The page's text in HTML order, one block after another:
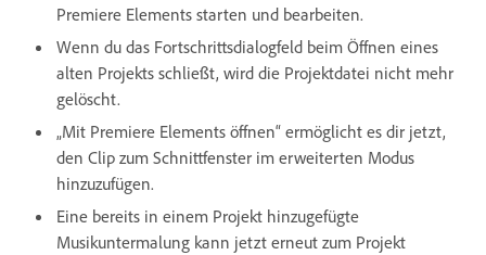
Premiere Elements starten und bearbeiten.
Wenn du das Fortschrittsdialogfeld beim Öffnen eines
alten Projekts schließt, wird die Projektdatei nicht mehr
gelöscht.
„Mit Premiere Elements öffnen“ ermöglicht es dir jetzt,
den Clip zum Schnittfenster im erweiterten Modus
hinzuzufügen.
Eine bereits in einem Projekt hinzugefügte
Musikuntermalung kann jetzt erneut zum Projekt